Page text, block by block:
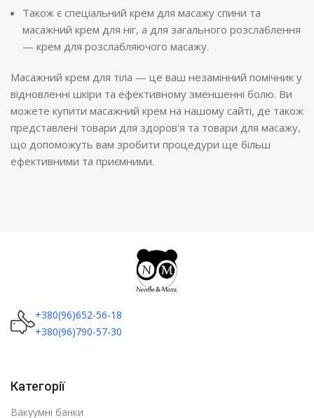
Також є спеціальний крем для масажу спини та
масажний крем для ніг, а для загального розслаблення
— крем для розслабляючого масажу.
Масажний крем для тіла — це ваш незамінний помічник у
відновленні шкіри та ефективному зменшенні болю. Ви
можете купити масажний крем на нашому сайті, де також
представлені товари для здоров'я та товари для масажу,
що допоможуть вам зробити процедури ще більш
ефективними та приємними.
+380(96)652-56-18
+380(96)790-57-30
Категорії
Вакуумні банки